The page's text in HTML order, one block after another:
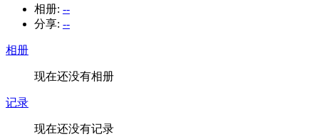
相册: --
分享: --
相册
现在还没有相册
记录
现在还没有记录